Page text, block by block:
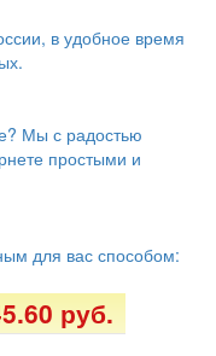
в удобное время
Мы с радостью
простыми и
для вас способом:
руб.